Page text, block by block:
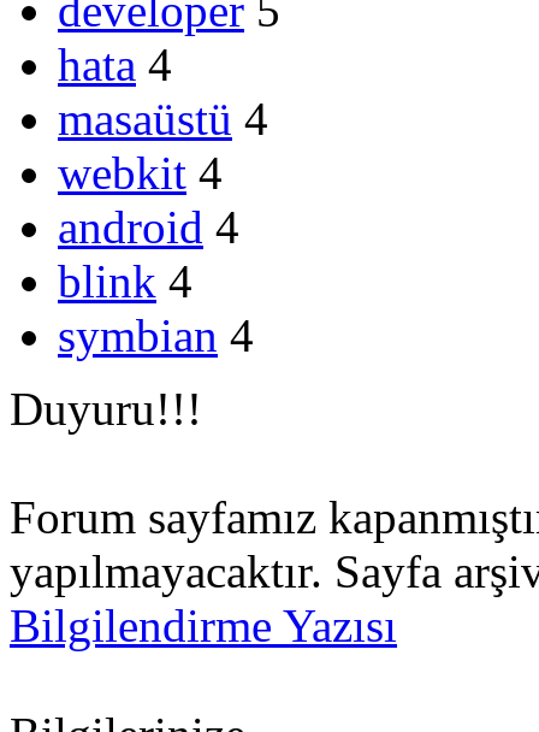
hata 4
masaüstü 4
webkit 4
android 4
blink 4
symbian 4
Duyuru!!!
Forum sayfamız
yapılmayacaktır. Sayfa
Bilgilendirme Yazısı